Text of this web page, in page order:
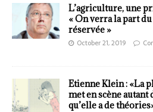
L’agriculture, une
« On verra la part
réservée »
October 21, 2019
Etienne Klein : «La
met en scène
qu’elle a de